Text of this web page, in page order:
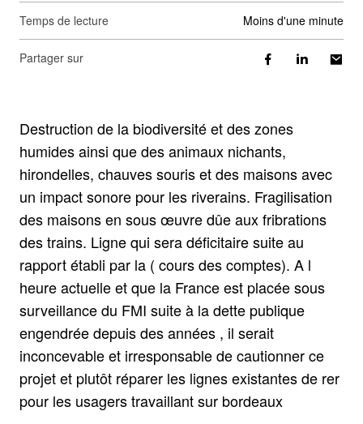
Temps de lecture moins d'une minute
Partager sur
Destruction de la biodiversité et des zones
humides ainsi que des animaux nichants,
hirondelles, chauves souris et des maisons avec
un impact sonore pour les riverains. Fragilisation
des maisons en sous œuvre dûe aux fribrations
des trains. Ligne qui sera déficitaire suite au
rapport établi par la ( cours des comptes). A l
heure actuelle et que la France est placée sous
surveillance du FMI suite à la dette publique
engendrée depuis des années , il serait
inconcevable et irresponsable de cautionner ce
projet et plutôt réparer les lignes existantes de rer
pour les usagers travaillant sur bordeaux